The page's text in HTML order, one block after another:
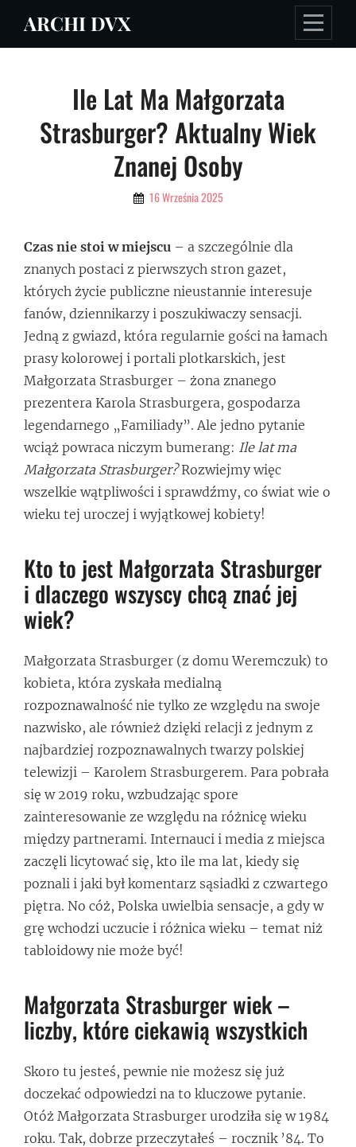
ARCHI DVX
Ile Lat Ma Małgorzata
Strasburger? Aktualny Wiek
Znanej Osoby
By 16 Września 2025
Czas nie stoi w miejscu – a szczególnie dla
znanych postaci z pierwszych stron gazet,
których życie publiczne nieustannie interesuje
fanów, dziennikarzy i poszukiwaczy sensacji.
Jedną z gwiazd, która regularnie gości na łamach
prasy kolorowej i portali plotkarskich, jest
Małgorzata Strasburger – żona znanego
prezentera Karola Strasburgera, gospodarza
legendarnego „Familiady”. Ale jedno pytanie
wciąż powraca niczym bumerang: Ile lat ma
Małgorzata Strasburger?Rozwiejmy więc
wszelkie wątpliwości i sprawdźmy, co świat wie o
wieku tej uroczej i wyjątkowej kobiety!
Kto to jest Małgorzata Strasburger
i dlaczego wszyscy chcą znać jej
wiek?
Małgorzata Strasburger (z domu Weremczuk) to
kobieta, która zyskała medialną
rozpoznawalność nie tylko ze względu na swoje
nazwisko, ale również dzięki relacji z jednym z
najbardziej rozpoznawalnych twarzy polskiej
telewizji – Karolem Strasburgerem. Para pobrała
się w 2019 roku, wzbudzając spore
zainteresowanie ze względu na różnicę wieku
między partnerami. Internauci i media z miejsca
zaczęli licytować się, kto ile ma lat, kiedy się
poznali i jaki był komentarz sąsiadki z czwartego
piętra. No cóż, Polska uwielbia sensacje, a gdy w
grę wchodzi uczucie i różnica wieku – temat niż
tabloidowy nie może być!
Małgorzata Strasburger wiek –
liczby, które ciekawią wszystkich
Skoro tu jesteś, pewnie nie możesz się już
doczekać odpowiedzi na to kluczowe pytanie.
Otóż Małgorzata Strasburger urodziła się w 1984
roku. Tak, dobrze przeczytałeś – rocznik ’84. To
Nawigacja
wpisu